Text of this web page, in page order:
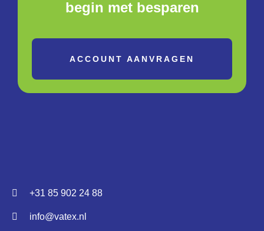
begin met besparen
ACCOUNT AANVRAGEN
+31 85 902 24 88
info@vatex.nl